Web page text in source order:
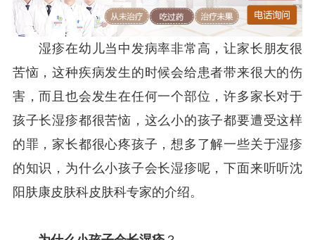
湿疹在幼儿当中发病率非常高，让家长朋友很
苦恼，这种疾病发生的时候会给患者带来很大的伤
害，而且也会发生在任何一个部位，许多家长对于
孩子长湿疹都很苦恼，这么小的孩子都要遭受这样
的罪，家长都很心疼孩子，想多了解一些关于湿疹
的知识，为什么小孩子会长湿疹呢，下面来听听沈
阳肤康皮肤科皮肤科专家的介绍。